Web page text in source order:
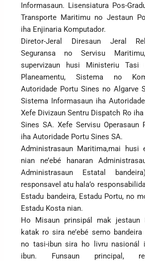
Informasaun. Lisensiatura Pos-
Transporte Maritimu no Jestaun
iha Enjinaria Komputador.
Diretor-Jeral Diresaun Jeral
Seguransa no Servisu
supervizaun husi Ministeriu Tasi
Planeamentu, Sistema no
Autoridade Portu Sines no Algarve
Sistema Informasaun iha
Xefe Divizaun Sentru Dispatch Ro
Sines SA. Xefe Servisu Operasaun
iha Autoridade Portu Sines SA.
Administrasaun Maritima,mai husi
nian ne’ebé hanaran
Administrasaun Estatal
responsavel atu hala’o
Estadu bandeira, Estadu Portu, no
Estadu Kosta nian.
Ho Misaun prinsipál mak jestaun
katak ro sira ne’ebé semo bandeira
no tasi-ibun sira ho livru nasionál
ibun. Funsaun principal,